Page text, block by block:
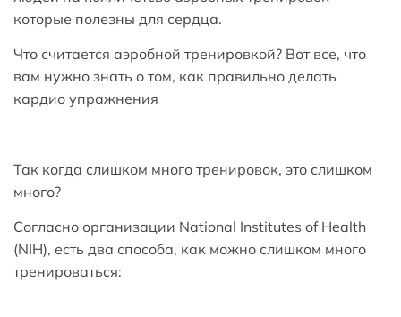
которые полезны для сердца.
Что считается аэробной тренировкой? Вот все, что
вам нужно знать о том, как правильно делать
кардио упражнения
Так когда слишком много тренировок, это слишком
много?
Согласно организации National Institutes of Health
(NIH), есть два способа, как можно слишком много
тренироваться: